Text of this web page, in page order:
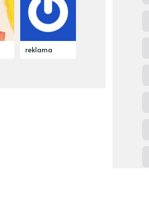
reklama